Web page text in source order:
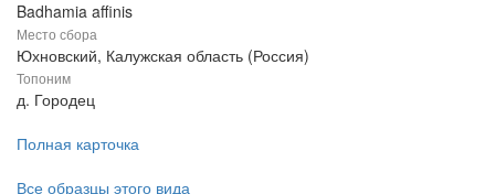
Badhamia affinis
Место сбора
Юхновский, Калужская область (Россия)
Топоним
д. Городец
Полная карточка
Все образцы этого вида